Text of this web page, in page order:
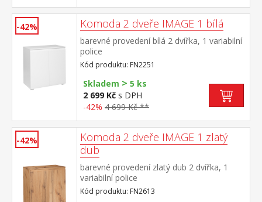
-42% Komoda 2 dveře IMAGE 1 bílá
barevné provedení bílá 2 dvířka, 1 variabilní
police
Kód produktu: FN2251
Skladem > 5 ks
2 699 Kč s DPH
-42% 4 699 Kč **
-42%
Komoda 2 dveře IMAGE 1 zlatý
dub
barevné provedení zlatý dub 2 dvířka, 1
variabilní police
Kód produktu: FN2613